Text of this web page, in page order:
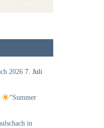
2026 7. Juli
“Summer
in